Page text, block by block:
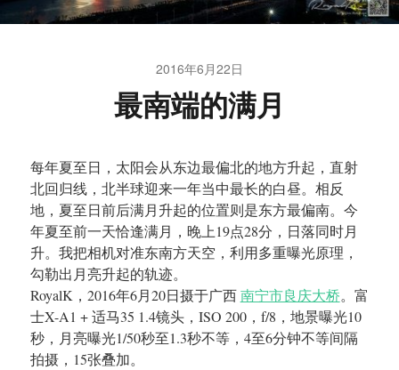
2016年6月22日
最南端的满月
每年夏至日，太阳会从东边最偏北的地方升起，直射
北回归线，北半球迎来一年当中最长的白昼。相反
地，夏至日前后满月升起的位置则是东方最偏南。今
年夏至前一天恰逢满月，晚上19点28分，日落同时月
升。我把相机对准东南方天空，利用多重曝光原理，
勾勒出月亮升起的轨迹。
RoyalK，2016年6月20日摄于广西南宁市良庆大桥。富
士X-A1 + 适马35 1.4镜头，ISO 200，f/8，地景曝光10
秒，月亮曝光1/50秒至1.3秒不等，4至6分钟不等间隔
拍摄，15张叠加。